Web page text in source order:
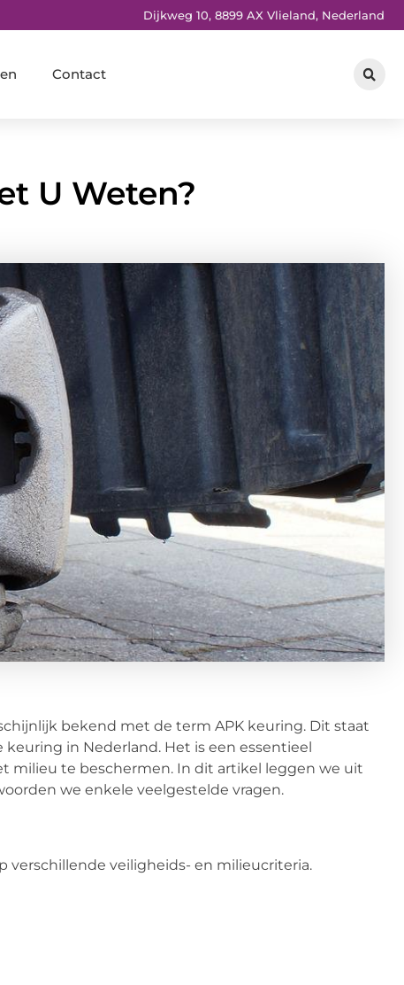
Dijkweg 10, 8899 AX Vlieland, Nederland
Contact
U Weten?
bekend met de term APK keuring. Dit staat
in Nederland. Het is een essentieel
milieu te beschermen. In dit artikel leggen we uit
we enkele veelgestelde vragen.
verschillende veiligheids- en milieucriteria.